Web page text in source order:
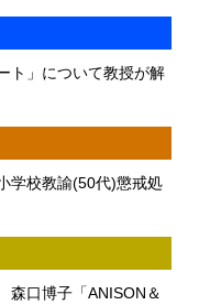
ト」について教授が解
学校教諭(50代)懲戒処
口博子「ANISON＆